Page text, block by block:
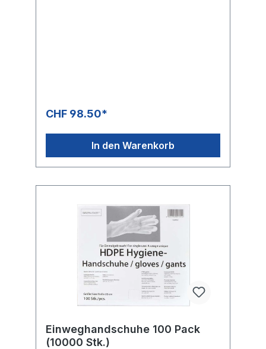
CHF 98.50*
In den Warenkorb
Einweghandschuhe 100 Pack
(10000 Stk.)